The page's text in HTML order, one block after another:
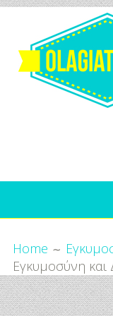
content
Για
το
Παιδί
Επικαιρότητα
Προσφορές
Home
Εγκυμοσύνη και